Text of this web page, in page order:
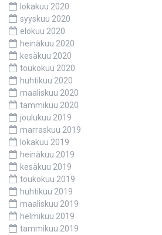
lokakuu 2020
syyskuu 2020
elokuu 2020
heinäkuu 2020
kesäkuu 2020
toukokuu 2020
huhtikuu 2020
maaliskuu 2020
tammikuu 2020
joulukuu 2019
marraskuu 2019
lokakuu 2019
heinäkuu 2019
kesäkuu 2019
toukokuu 2019
huhtikuu 2019
maaliskuu 2019
helmikuu 2019
tammikuu 2019